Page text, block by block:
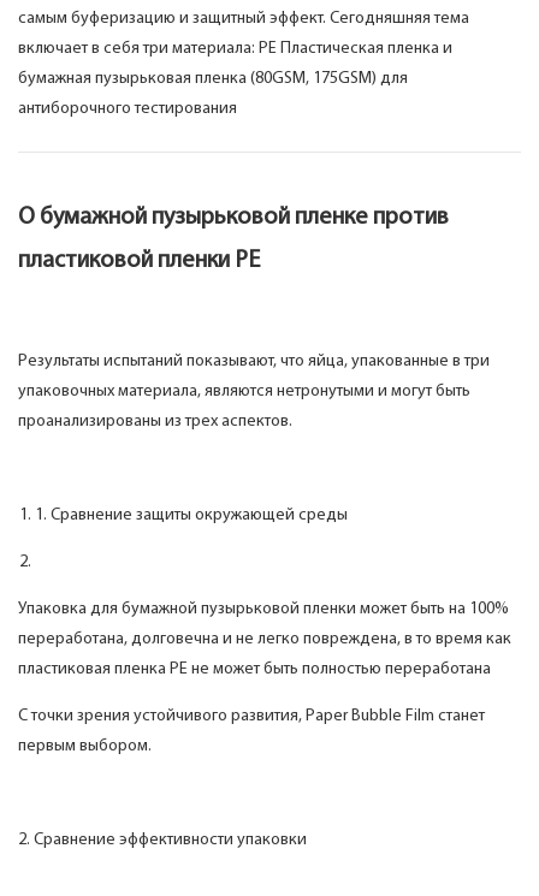
самым буферизацию и защитный эффект. Сегодняшняя тема
включает в себя три материала: PE Пластическая пленка и
бумажная пузырьковая пленка (80GSM, 175GSM) для
антиборочного тестирования
О бумажной пузырьковой пленке против
пластиковой пленки PE
Результаты испытаний показывают, что яйца, упакованные в три
упаковочных материала, являются нетронутыми и могут быть
проанализированы из трех аспектов.
1. Сравнение защиты окружающей среды
Упаковка для бумажной пузырьковой пленки может быть на 100%
переработана, долговечна и не легко повреждена, в то время как
пластиковая пленка PE не может быть полностью переработана
С точки зрения устойчивого развития, Paper Bubble Film станет
первым выбором.
2. Сравнение эффективности упаковки